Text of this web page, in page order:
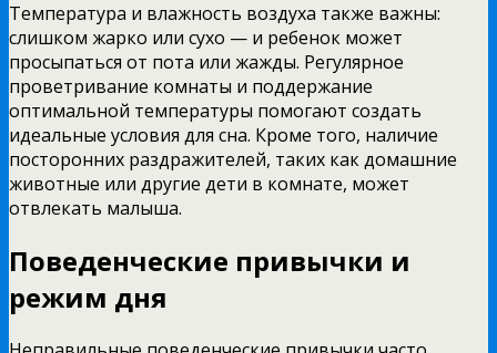
Температура и влажность воздуха также важны:
слишком жарко или сухо — и ребенок может
просыпаться от пота или жажды. Регулярное
проветривание комнаты и поддержание
оптимальной температуры помогают создать
идеальные условия для сна. Кроме того, наличие
посторонних раздражителей, таких как домашние
животные или другие дети в комнате, может
отвлекать малыша.
Поведенческие привычки и
режим дня